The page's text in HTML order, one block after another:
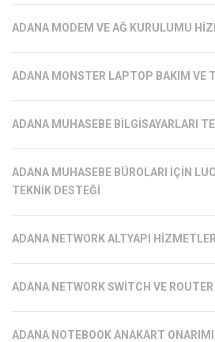
ADANA MODEM VE AĞ KURULUMU
ADANA MONSTER LAPTOP BAKIM VE
ADANA MUHASEBE BILGISAYARLARI
ADANA MUHASEBE BÜROLARI İÇIN
TEKNIK DESTEĞI
ADANA NETWORK ALTYAPI
ADANA NETWORK SWITCH VE
ADANA NOTEBOOK ANAKART ONARIMI